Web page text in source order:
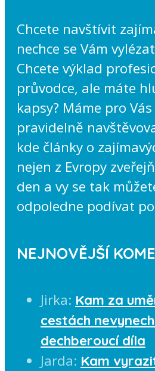
Chcete navštívit
nechce se Vám
Chcete výklad
průvodce, ale máte
kapsy? Máme pro
pravidelně
kde články o
nejen z Evropy
den a vy se tak
odpoledne podívat
NEJNOVĚJŠÍ
Jirka: Kam za
cestách
dechberoucí díla
Jarda: Kam